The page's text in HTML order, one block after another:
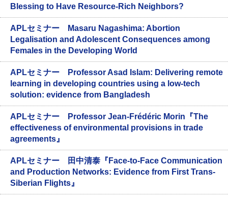
Blessing to Have Resource-Rich Neighbors?
APLセミナー Masaru Nagashima: Abortion
Legalisation and Adolescent Consequences among
Females in the Developing World
APLセミナー Professor Asad Islam: Delivering remote
learning in developing countries using a low-tech
solution: evidence from Bangladesh
APLセミナー Professor Jean-Frédéric Morin『The
effectiveness of environmental provisions in trade
agreements』
APLセミナー 田中清泰『Face-to-Face Communication
and Production Networks: Evidence from First Trans-
Siberian Flights』